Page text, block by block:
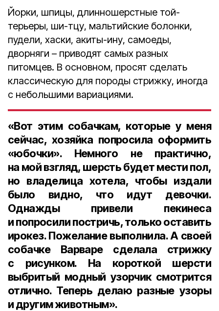
Йорки, шпицы, длинношерстные той-
терьеры, ши-тцу, мальтийские болонки,
пудели, хаски, акиты-ину, самоеды,
дворняги – приводят самых разных
питомцев. В основном, просят сделать
классическую для породы стрижку, иногда
с небольшими вариациями.
«Вот этим собачкам, которые у меня
сейчас, хозяйка попросила оформить
«юбочки». Немного не практично,
на мой взгляд, шерсть будет мести пол,
но владелица хотела, чтобы издали
было видно, что идут девочки.
Однажды привели пекинеса
и попросили постричь, только оставить
ирокез. Пожелание выполнила. А своей
собачке Варваре сделала стрижку
с рисунком. На короткой шерсти
выбритый модный узорчик смотрится
отлично. Теперь делаю разные узоры
и другим животным».